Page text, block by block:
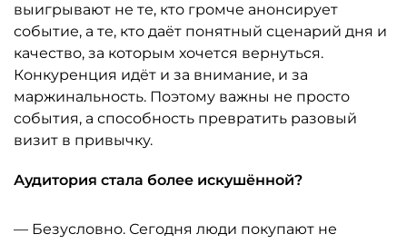
выигрывают не те, кто громче анонсирует
событие, а те, кто даёт понятный сценарий дня и
качество, за которым хочется вернуться.
Конкуренция идёт и за внимание, и за
маржинальность. Поэтому важны не просто
события, а способность превратить разовый
визит в привычку.
Аудитория стала более искушённой?
— Безусловно. Сегодня люди покупают не